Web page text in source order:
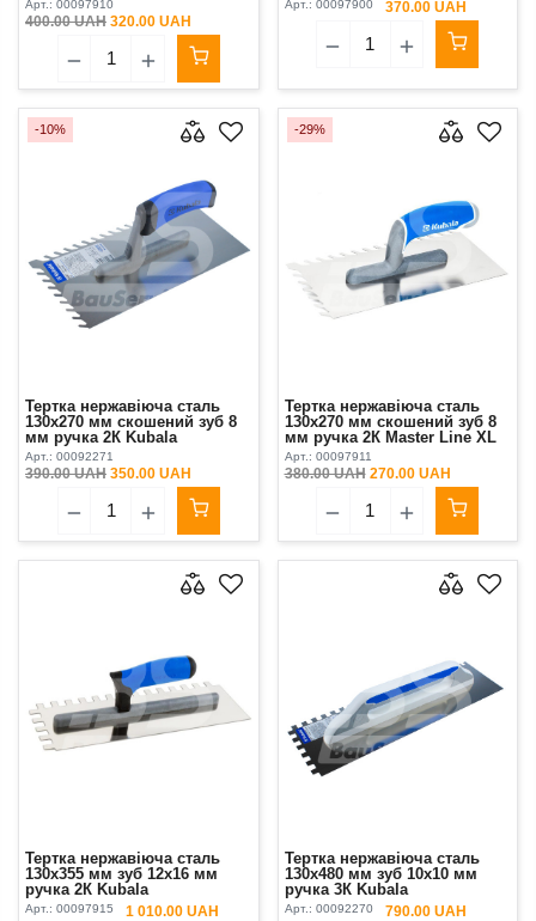
Арт.: 00097910
400.00 UAH 320.00 UAH
Арт.: 00097900 370.00 UAH
-10%
Тертка нержавіюча сталь
130х270 мм скошений зуб 8
мм ручка 2К Kubala
Арт.: 00092271
390.00 UAH 350.00 UAH
-29%
Тертка нержавіюча сталь
130х270 мм скошений зуб 8
мм ручка 2К Master Line XL
Kubala
Арт.: 00097911
380.00 UAH270.00 UAH
Тертка нержавіюча сталь
130х355 мм зуб 12х16 мм
ручка 2К Kubala
Арт.: 00097915 1 010.00 UAH
Тертка нержавіюча сталь
130х480 мм зуб 10х10 мм
ручка 3К Kubala
Арт.: 00092270 790.00 UAH